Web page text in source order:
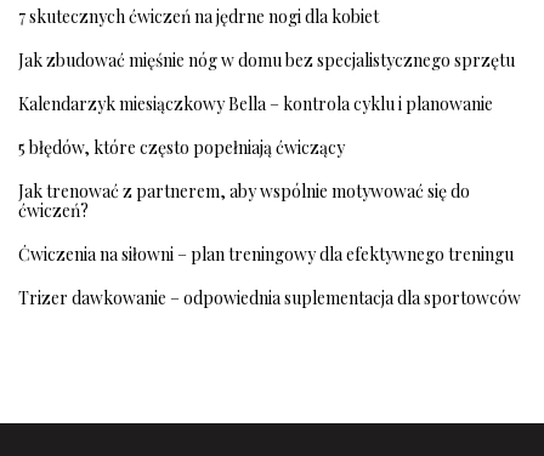
7 skutecznych ćwiczeń na jędrne nogi dla kobiet
Jak zbudować mięśnie nóg w domu bez specjalistycznego sprzętu
Kalendarzyk miesiączkowy Bella – kontrola cyklu i planowanie
5 błędów, które często popełniają ćwiczący
Jak trenować z partnerem, aby wspólnie motywować się do
ćwiczeń?
Ćwiczenia na siłowni – plan treningowy dla efektywnego treningu
Trizer dawkowanie – odpowiednia suplementacja dla sportowców